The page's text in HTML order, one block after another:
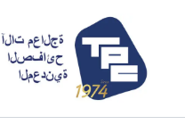
المحتوى